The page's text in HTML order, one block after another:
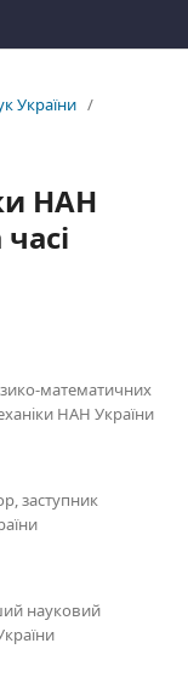
України /
НАН
математичних
НАН України
заступник
науковий